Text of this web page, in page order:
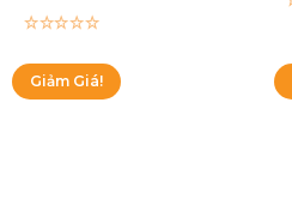
Lựa chọn các tùy chọn
Giảm Giá!